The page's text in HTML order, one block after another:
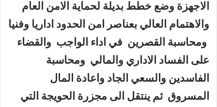
الاجهزة وضع خطط بديلة لحماية الامن العام
والاهتمام العالي بعناصر امن الحدود اداريا وفنيا
ومحاسبة القصرين في اداء الواجب والقضاء
على الفساد الاداري والمالي ومحاسبة
الفاسدين والسعي الجاد واعادة المال
المسروق ثم ينتقل الى مجزرة الحويجة التي